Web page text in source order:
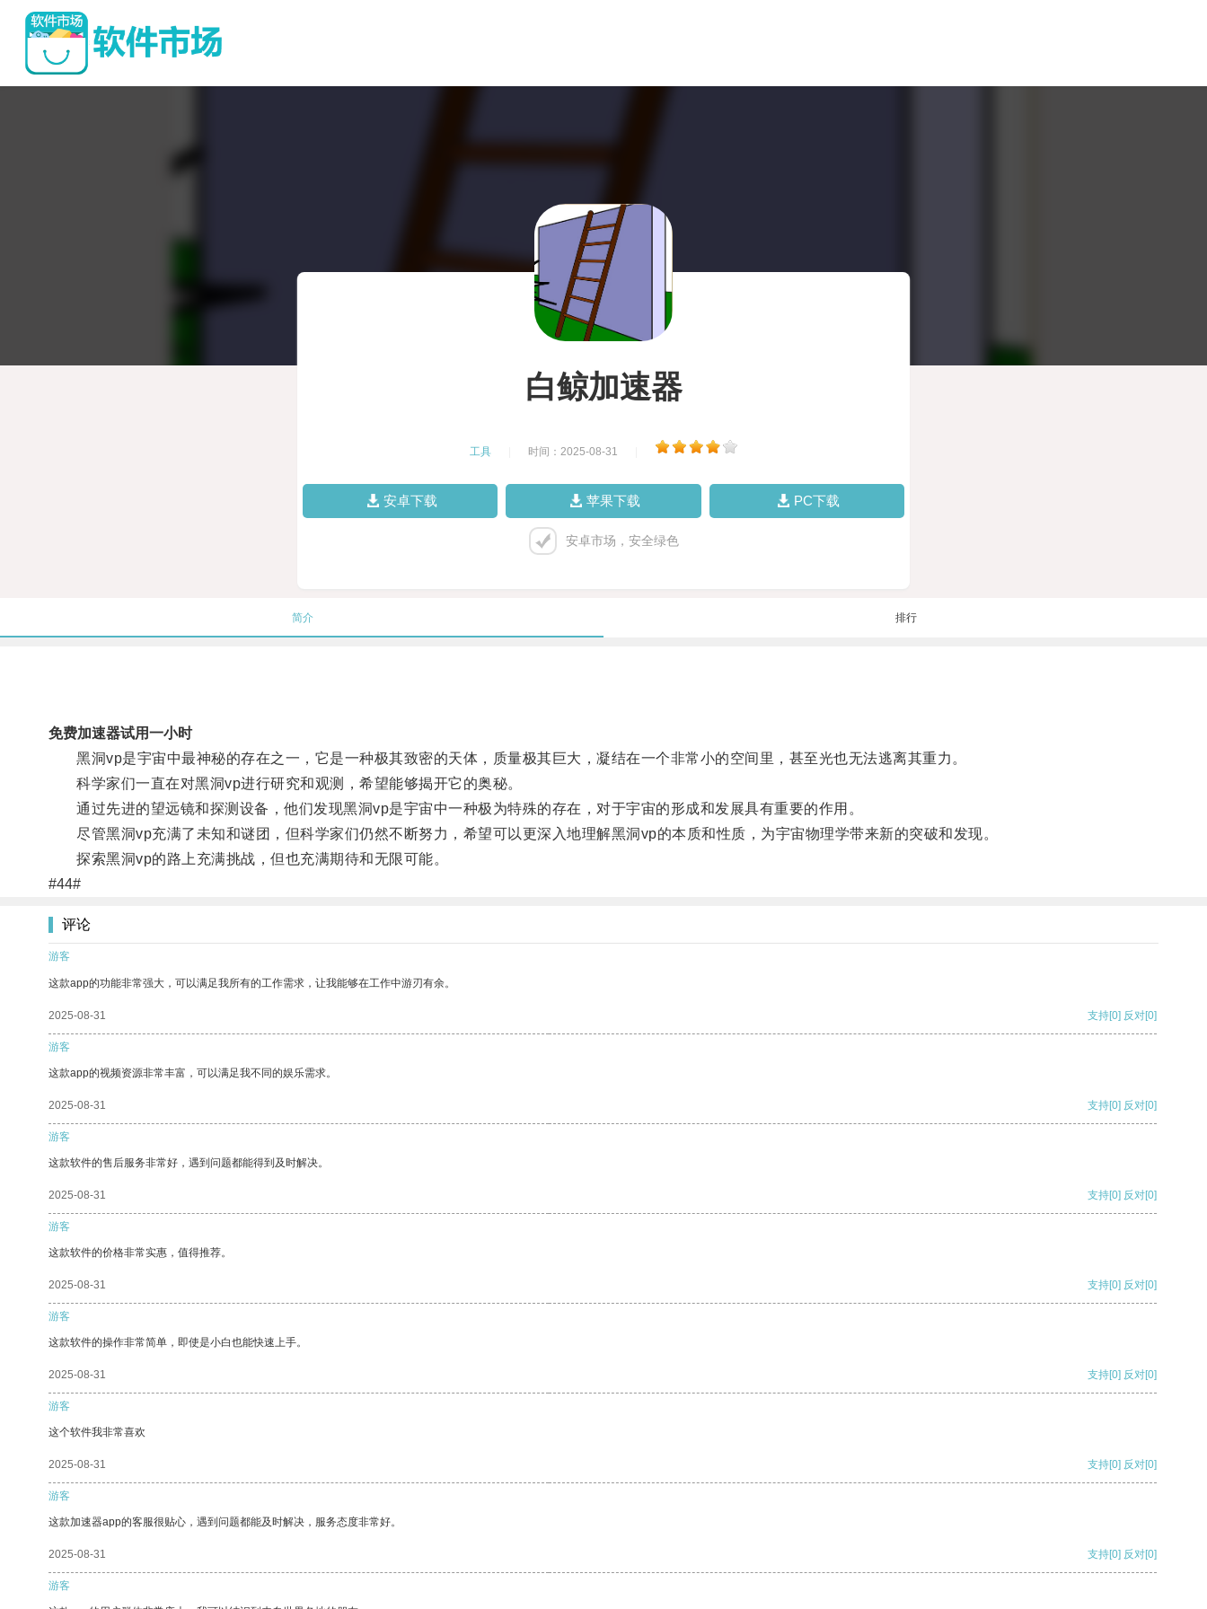
白鲸加速器
工具 时间：2025-08-31
安卓下载 苹果下载 PC下载
安卓市场，安全绿色
简介 排行
免费加速器试用一小时
黑洞vp是宇宙中最神秘的存在之一，它是一种极其致密的天体，质量极其巨大，凝结在一个非常小的空间里，甚至光也无法逃离其重力。
科学家们一直在对黑洞vp进行研究和观测，希望能够揭开它的奥秘。
通过先进的望远镜和探测设备，他们发现黑洞vp是宇宙中一种极为特殊的存在，对于宇宙的形成和发展具有重要的作用。
尽管黑洞vp充满了未知和谜团，但科学家们仍然不断努力，希望可以更深入地理解黑洞vp的本质和性质，为宇宙物理学带来新的突破和发现。
探索黑洞vp的路上充满挑战，但也充满期待和无限可能。
#44#
评论
游客
这款app的功能非常强大，可以满足我所有的工作需求，让我能够在工作中游刃有余。
2025-08-31 支持[0] 反对[0]
游客
这款app的视频资源非常丰富，可以满足我不同的娱乐需求。
2025-08-31 支持[0] 反对[0]
游客
这款软件的售后服务非常好，遇到问题都能得到及时解决。
2025-08-31 支持[0] 反对[0]
游客
这款软件的价格非常实惠，值得推荐。
2025-08-31 支持[0] 反对[0]
游客
这款软件的操作非常简单，即使是小白也能快速上手。
2025-08-31 支持[0] 反对[0]
游客
这个软件我非常喜欢
2025-08-31 支持[0] 反对[0]
游客
这款加速器app的客服很贴心，遇到问题都能及时解决，服务态度非常好。
2025-08-31 支持[0] 反对[0]
游客